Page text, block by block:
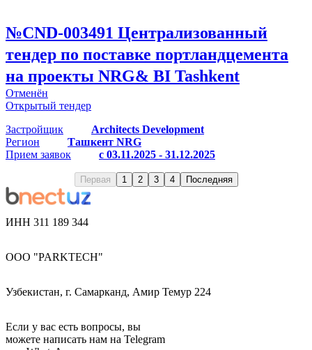
№CND-003491 Централизованный
тендер по поставке портландцемента
на проекты NRG& BI Tashkent
Отменён
Открытый тендер
Застройщик
Architects Development
Регион
Ташкент NRG
Прием заявок
с 03.11.2025 - 31.12.2025
Первая 1 2 3 4 Последняя
ИНН 311 189 344
ООО "PARKTECH"
Узбекистан, г. Самарканд, Амир Темур 224
Если у вас есть вопросы, вы
можете написать нам на Telegram